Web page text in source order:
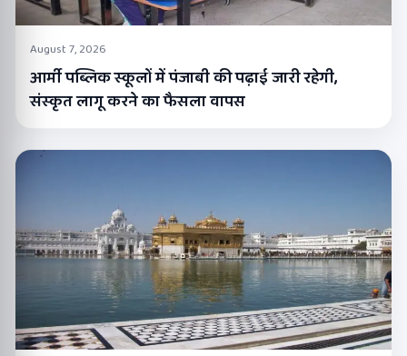
August 7, 2026
आर्मी पब्लिक स्कूलों में पंजाबी की पढ़ाई जारी रहेगी,
संस्कृत लागू करने का फैसला वापस